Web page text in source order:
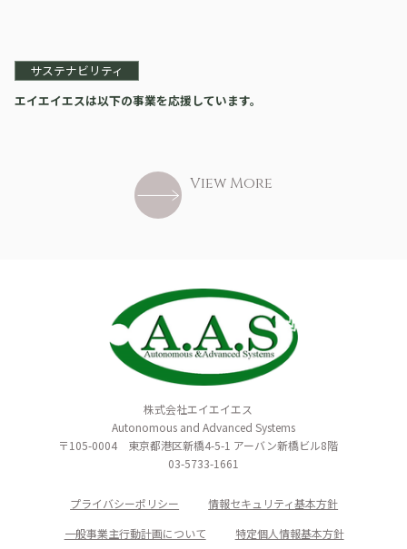
サステナビリティ
エイエイエスは以下の事業を応援しています。
View More
株式会社エイエイエス
Autonomous and Advanced Systems
〒105-0004 東京都港区新橋4-5-1 アーバン新橋ビル8階
03-5733-1661
プライバシーポリシー
情報セキュリティ基本方針
一般事業主行動計画について
特定個人情報基本方針